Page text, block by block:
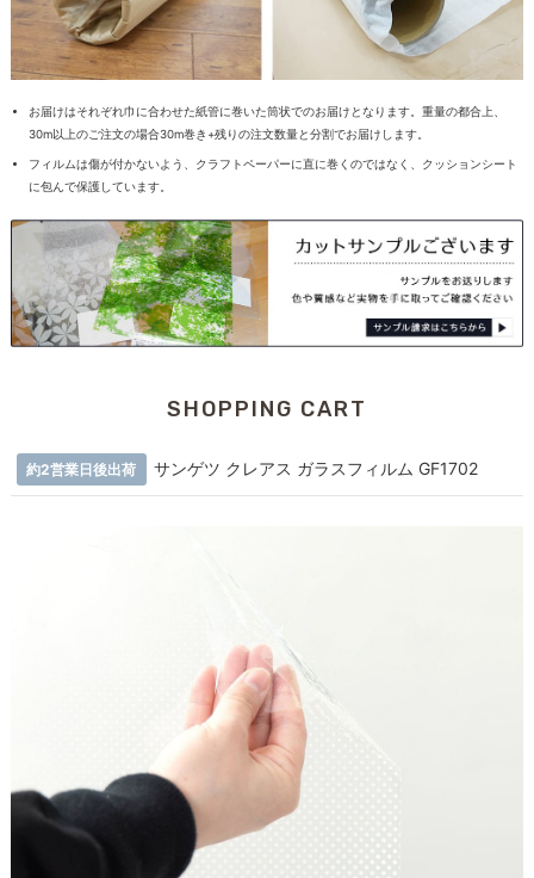
お届けはそれぞれ巾に合わせた紙管に巻いた筒状でのお届けとなります。重量の都合上、
30m以上のご注文の場合30m巻き+残りの注文数量と分割でお届けします。
フィルムは傷が付かないよう、クラフトペーパーに直に巻くのではなく、クッションシート
に包んで保護しています。
SHOPPING CART
約2営業日後出荷 サンゲツ クレアス ガラスフィルム GF1702